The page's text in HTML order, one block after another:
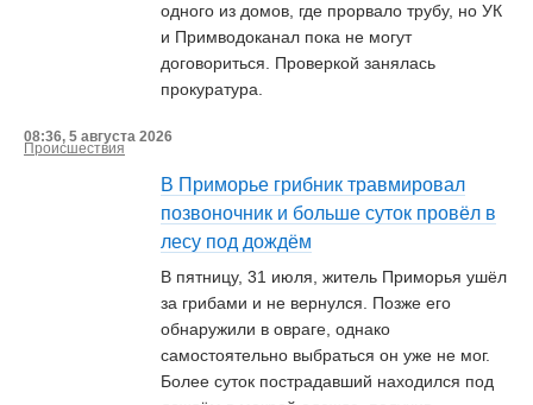
одного из домов, где прорвало трубу, но УК
и Примводоканал пока не могут
договориться. Проверкой занялась
прокуратура.
08:36, 5 августа 2026
Происшествия
В Приморье грибник травмировал
позвоночник и больше суток провёл в
лесу под дождём
В пятницу, 31 июля, житель Приморья ушёл
за грибами и не вернулся. Позже его
обнаружили в овраге, однако
самостоятельно выбраться он уже не мог.
Более суток пострадавший находился под